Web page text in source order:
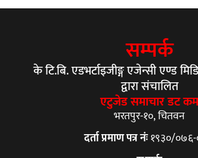
सम्पर्क
के टि.बि. एडभर्टाइजीङ्ग एजेन्सी एण्ड
द्वारा संचालित
एटुजेड समाचार डट
भरतपुर-१०, चितवन
दर्ता प्रमाण पत्र नंः१९३०/